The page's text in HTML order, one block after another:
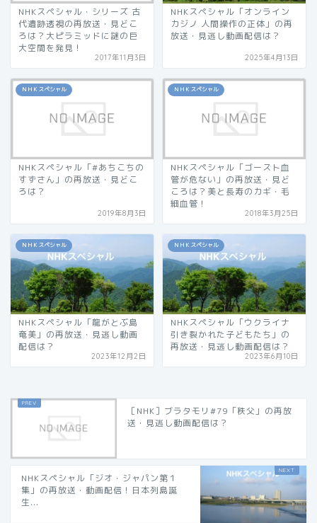
NHKスペシャル・シリーズ 古
代遺跡透視の再放送・見どこ
ろは？大ピラミッドに謎の巨
大空間を発見！
2017年11月3日
NHKスペシャル「オンライン
カジノ 人間操作の正体」の再
放送・見逃し動画配信は？
2025年4月13日
ＮＨＫスペシャル
NHKスペシャル「#あちこちの
すずさん」の再放送・見どこ
ろは？
2019年8月3日
ＮＨＫスペシャル
NHKスペシャル「ゴースト血
管が危ない」の再放送・見ど
ころは？美と長寿のカギ・毛
細血管！
2018年3月25日
ＮＨＫスペシャル
NHKスペシャル「龍がとぶ島
奄美」の再放送・見逃し動画
配信は？
2023年12月2日
ＮＨＫスペシャル
NHKスペシャル「ウクライナ
引き裂かれた子どもたち」の
再放送・見逃し動画配信は？
2023年6月10日
［NHK］ブラタモリ#79「秩父」の再放
送・見逃し動画配信は？
NHKスペシャル「ジオ・ジャパン第１
集」の再放送・動画配信！日本列島誕
生...